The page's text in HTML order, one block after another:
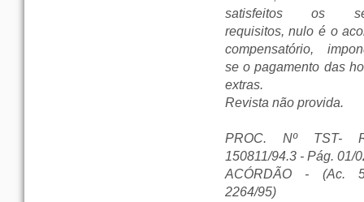
satisfeitos os
requisitos, nulo é o
compensatório,
se o pagamento das
extras.
Revista não provida.
PROC. Nº TST-
150811/94.3 - Pág. 01/
ACÓRDÃO - (Ac.
2264/95)